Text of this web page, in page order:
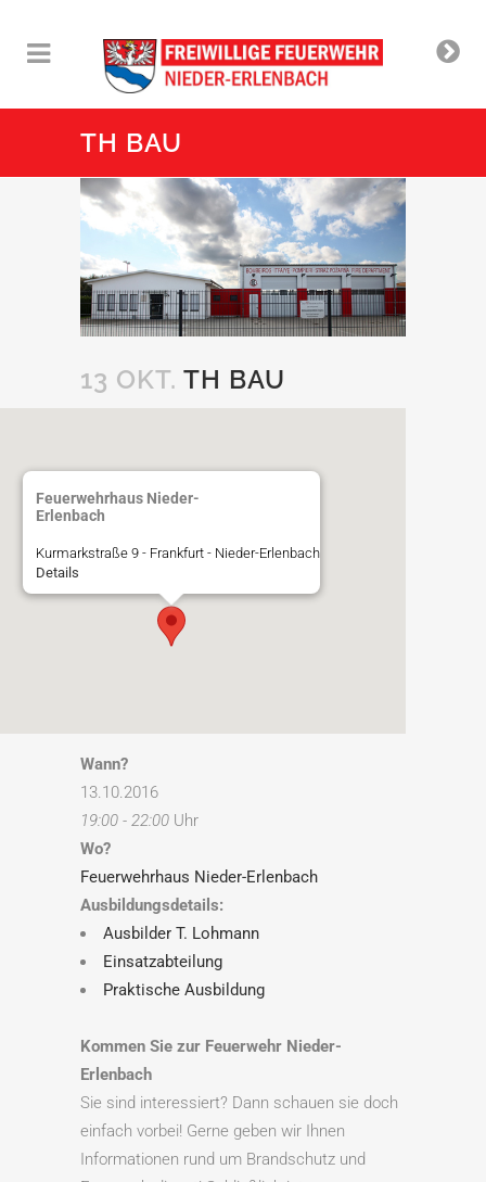
TH BAU
13 OKT. TH BAU
Feuerwehrhaus Nieder-
Erlenbach
Kurmarkstraße 9 - Frankfurt - Nieder-Erlenbach
Details
Wann?
13.10.2016
19:00 - 22:00 Uhr
Wo?
Feuerwehrhaus Nieder-Erlenbach
Ausbildungsdetails:
Ausbilder T. Lohmann
Einsatzabteilung
Praktische Ausbildung
Kommen Sie zur Feuerwehr Nieder-
Erlenbach
Sie sind interessiert? Dann schauen sie doch
einfach vorbei! Gerne geben wir Ihnen
Informationen rund um Brandschutz und